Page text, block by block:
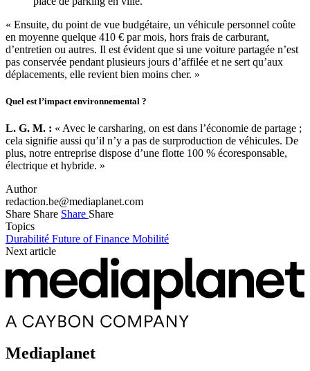
« Ensuite, du point de vue budgétaire, un véhicule personnel coûte
en moyenne quelque 410 € par mois, hors frais de carburant,
d’entretien ou autres. Il est évident que si une voiture partagée n’est
pas conservée pendant plusieurs jours d’affilée et ne sert qu’aux
déplacements, elle revient bien moins cher. »
Quel est l’impact environnemental ?
L. G. M. : « Avec le carsharing, on est dans l’économie de partage ;
cela signifie aussi qu’il n’y a pas de surproduction de véhicules. De
plus, notre entreprise dispose d’une flotte 100 % écoresponsable,
électrique et hybride. »
Author
redaction.be@mediaplanet.com
Share Share Share Share
Topics
Durabilité Future of Finance Mobilité
Next article
Mediaplanet